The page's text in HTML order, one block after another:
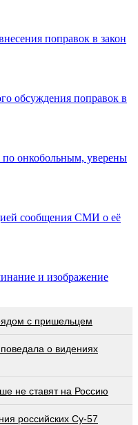
поправок в закон
обсуждения поправок в
по онкобольным, уверены
сообщения СМИ о её
и изображение
с пришельцем
о видениях
не ставят на Россию
российских Су-57